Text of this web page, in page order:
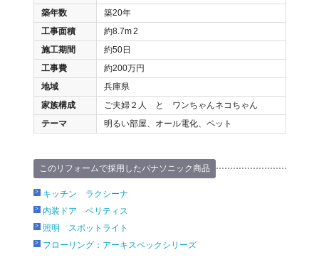
築年数
築20年
工事面積
約8.7m2
施工期間
約50日
工事費
約200万円
地域
兵庫県
家族構成
ご夫婦２人 と ワンちゃんネコちゃん
テーマ
明るい部屋、オール電化、ペット
このリフォームで採用したパナソニック商品
キッチン ラクシーナ
内装ドア ベリティス
照明 スポットライト
フローリング：アーキスペックシリーズ